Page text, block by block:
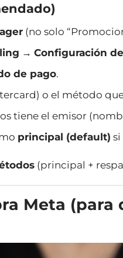
(no solo
→ Configuración
de pago.
o el método
tiene el emisor
principal (default) si
(principal +
Meta